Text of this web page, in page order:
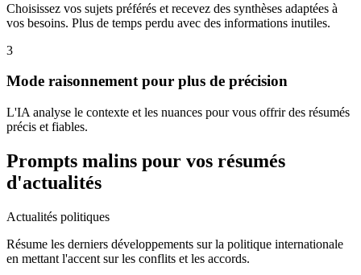
Choisissez vos sujets préférés et recevez des synthèses adaptées à
vos besoins. Plus de temps perdu avec des informations inutiles.
3
Mode raisonnement pour plus de précision
L'IA analyse le contexte et les nuances pour vous offrir des résumés
précis et fiables.
Prompts malins pour vos résumés
d'actualités
Actualités politiques
Résume les derniers développements sur la politique internationale
en mettant l'accent sur les conflits et les accords.